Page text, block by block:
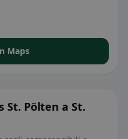
Maps
St. Pölten a St.